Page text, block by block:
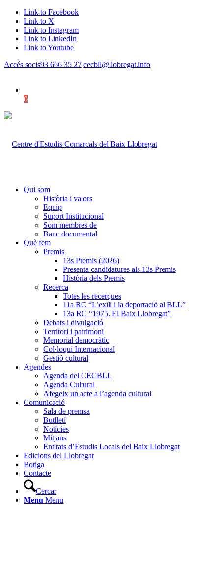
Link to Facebook
Link to X
Link to Instagram
Link to LinkedIn
Link to Youtube
Accés socis93 666 35 27 cecbll@llobregat.info
0
Qui som
Història i valors
Equip
Suport Institucional
Som membres de
Banc documental
Què fem
Premis
13s Premis (2026)
Presenta candidatures als 13s Premis
Història dels Premis
Recerca
Totes les recerques
11a RC “L’exili i la deportació al BLL”
13a RC “1975. El Baix Llobregat”
Debats i divulgació
Territori i patrimoni
Memorial democràtic
Col·loqui Internacional
Gestió cultural
Agendes
Agenda del CECBLL
Agenda Cultural
Afegeix un acte a l’agenda cultural
Comunicació
Sala de premsa
Butlletí
Notícies
Mitjans
Entitats d’Estudis Locals del Baix Llobregat
Edicions del Llobregat
Botiga
Contacte
Cercar
Menu Menu